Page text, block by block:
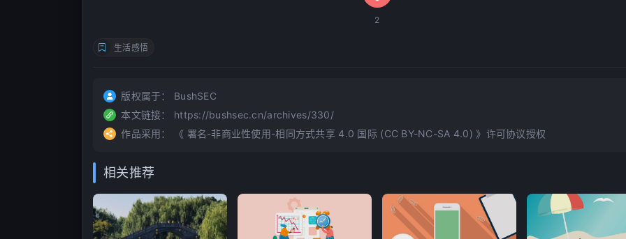
2
生活感悟
版权属于：
BushSEC
本文链接：
https://bushsec.cn/archives/330/
作品采用：
《 署名-非商业性使用-相同方式共享 4.0 国际 (CC BY-NC-SA 4.0) 》许可协议授权
相关推荐